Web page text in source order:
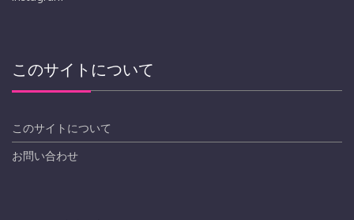
このサイトについて
このサイトについて
お問い合わせ